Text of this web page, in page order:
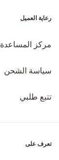
رعاية العميل
مركز المساعدة
سياسة الشحن
تتبع طلبي
تعرف على